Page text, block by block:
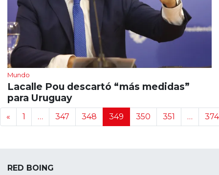
Mundo
Lacalle Pou descartó “más medidas”
para Uruguay
Navegación de noticias
« 1 … 347 348 349 350 351 … 374
RED BOING